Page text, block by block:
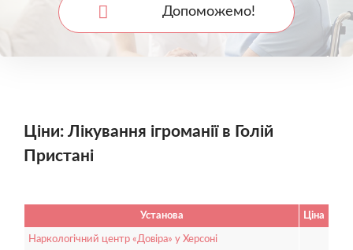
Допоможемо!
Ціни: Лікування ігроманії в Голій
Пристані
Установа Ціна
Наркологічний центр «Довіра» у Херсоні